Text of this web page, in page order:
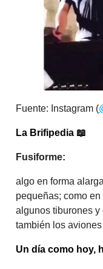
Fuente: Instagram (
La Brifipedia 📖
Fusiforme:
algo en forma
pequeñas; como
algunos tiburones y
también los
Un día como hoy,